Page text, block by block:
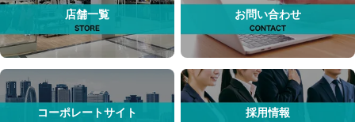
店舗一覧 お問い合わせ
コーポレートサイト 採用情報